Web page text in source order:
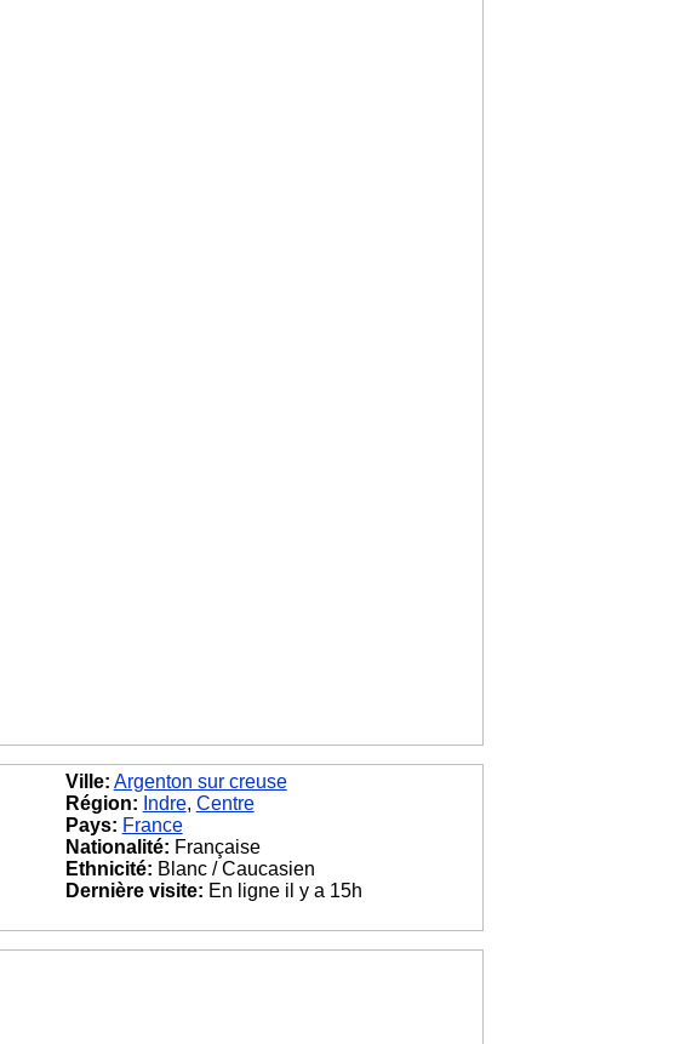
Ville: Argenton sur creuse
Région: Indre, Centre
Pays: France
Nationalité: Française
Ethnicité: Blanc / Caucasien
Dernière visite: En ligne il y a 15h